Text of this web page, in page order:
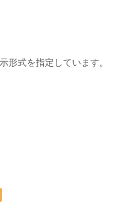
形式を指定しています。